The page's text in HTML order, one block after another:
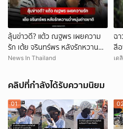
ลุ้นข่าวดี? แต้ว ณฐพร เผยความ
รัก เต้ย จรินทร์พร หลังรักหวานฉ่ำ
หนุ่มต่างชาติ
News In Thailand
ฉ
สี
ป
เด
คลิปที่กำลังได้รับความนิยม
01